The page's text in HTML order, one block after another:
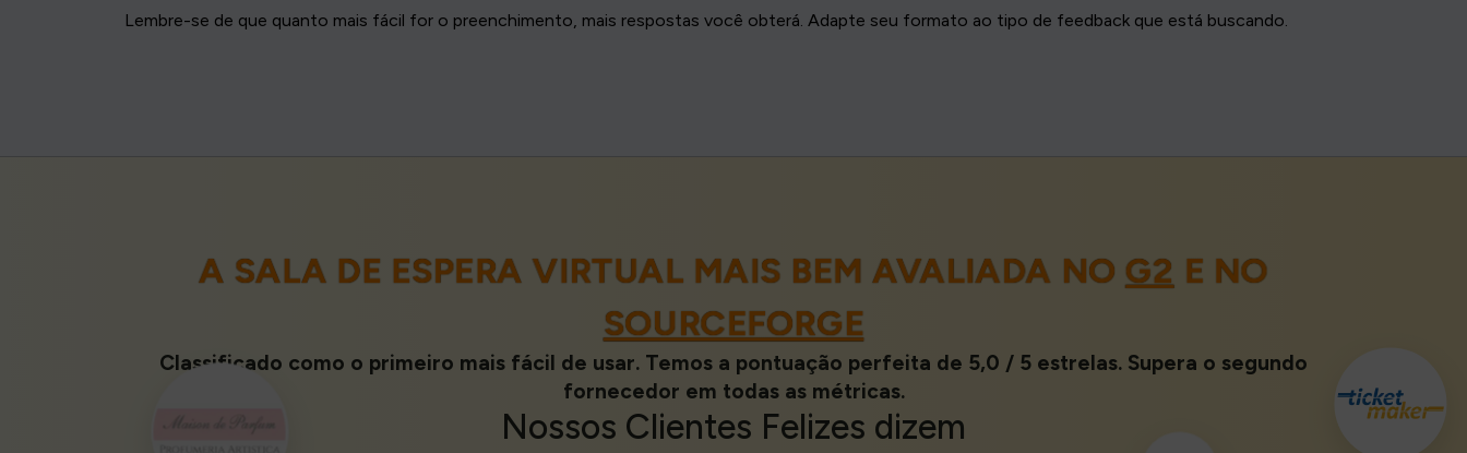
Lembre-se de que quanto mais fácil for o preenchimento, mais respostas você obterá. Adapte seu formato ao tipo de feedback que está buscando.
A SALA DE ESPERA VIRTUAL MAIS BEM AVALIADA NO G2E NO
SOURCEFORGE
Classificado como o primeiro mais fácil de usar. Temos a pontuação perfeita de 5,0 / 5 estrelas. Supera o segundo
fornecedor em todas as métricas.
Nossos Clientes Felizes dizem